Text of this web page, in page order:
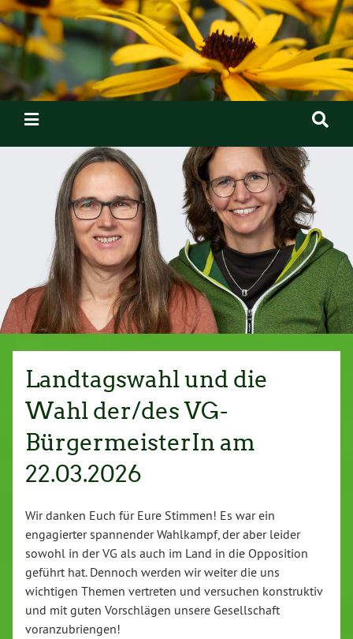
Landtagswahl und die
Wahl der/des VG-
BürgermeisterIn am
22.03.2026
Wir danken Euch für Eure Stimmen! Es war ein
engagierter spannender Wahlkampf, der aber leider
sowohl in der VG als auch im Land in die Opposition
geführt hat. Dennoch werden wir weiter die uns
wichtigen Themen vertreten und versuchen konstruktiv
und mit guten Vorschlägen unsere Gesellschaft
voranzubriengen!